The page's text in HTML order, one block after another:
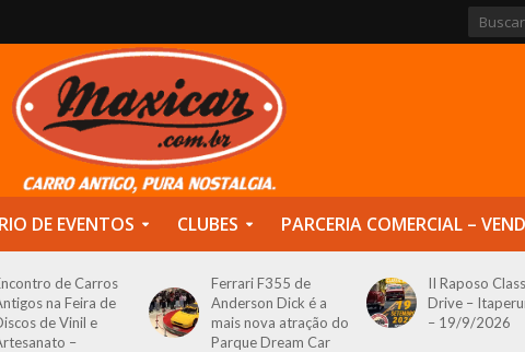
DE EVENTOS CLUBES PARCERIA COMERCIAL –
de Carros
na Feira de
de Vinil e
–
Ferrari F355 de
Anderson Dick é a
mais nova atração do
Parque Dream Car
II Raposo
Drive –
– 19/9/2026